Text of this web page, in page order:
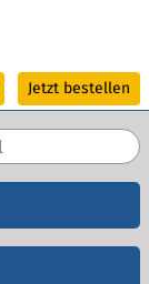
Jetzt bestellen